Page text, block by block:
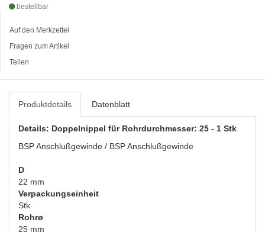
bestellbar
Auf den Merkzettel
Fragen zum Artikel
Teilen
Produktdetails Datenblatt
Details: Doppelnippel für Rohrdurchmesser: 25 - 1 Stk
BSP Anschlußgewinde / BSP Anschlußgewinde
D
22 mm
Verpackungseinheit
Stk
Rohrø
25 mm